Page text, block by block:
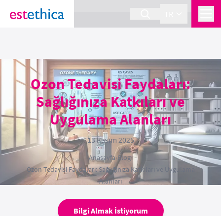
section Service {
Ozon Tedavisi Faydaları:
Sağlığınıza Katkıları ve
Uygulama Alanları
13 Kasım 2025
Anasayfa›Blog›
Ozon Tedavisi Faydaları: Sağlığınıza Katkıları ve Uygulama
Alanları
Bilgi Almak İstiyorum